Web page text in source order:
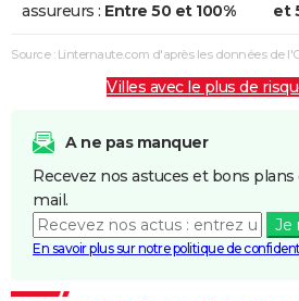
Coulées de
Boue
Inondations
Coulées de
22/09/1993 26/09/
Inondations
et/ou
Coulées de
09/06/1992 13/06/
assureurs : Entre 50 et 100% et
Source : Linternaute.com d'après les données de
Villes avec le plus de
A ne pas manquer
Recevez nos astuces et bons
mail.
Je
En savoir plus sur notre politique de